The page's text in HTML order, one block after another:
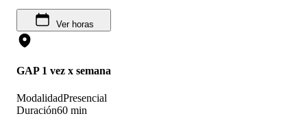
Ver horas
GAP 1 vez x semana
ModalidadPresencial
Duración60 min